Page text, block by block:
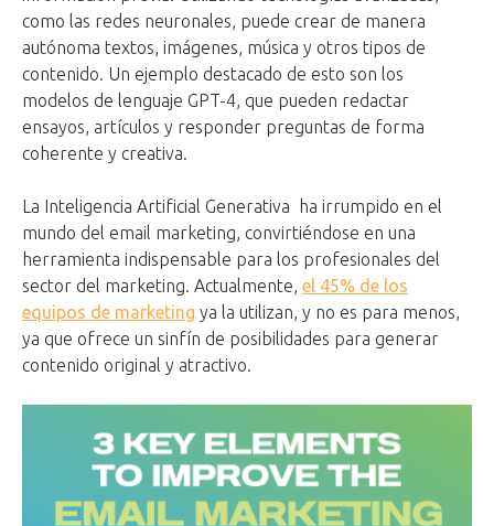
como las redes neuronales, puede crear de manera
autónoma textos, imágenes, música y otros tipos de
contenido. Un ejemplo destacado de esto son los
modelos de lenguaje GPT-4, que pueden redactar
ensayos, artículos y responder preguntas de forma
coherente y creativa.
La Inteligencia Artificial Generativa ha irrumpido en el
mundo del email marketing, convirtiéndose en una
herramienta indispensable para los profesionales del
sector del marketing. Actualmente, el 45% de los
equipos de marketing ya la utilizan, y no es para menos,
ya que ofrece un sinfín de posibilidades para generar
contenido original y atractivo.